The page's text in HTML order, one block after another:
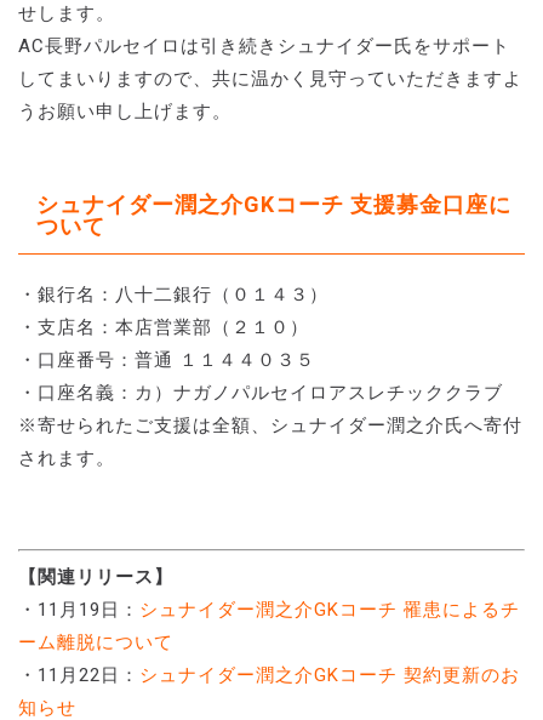
せします。
AC長野パルセイロは引き続きシュナイダー氏をサポート
してまいりますので、共に温かく見守っていただきますよ
うお願い申し上げます。
シュナイダー潤之介GKコーチ 支援募金口座に
ついて
・銀行名：八十二銀行（０１４３）
・支店名：本店営業部（２１０）
・口座番号：普通 １１４４０３５
・口座名義：カ）ナガノパルセイロアスレチッククラブ
※寄せられたご支援は全額、シュナイダー潤之介氏へ寄付
されます。
【関連リリース】
・11月19日： シュナイダー潤之介GKコーチ 罹患によるチ
ーム離脱について
・11月22日： シュナイダー潤之介GKコーチ 契約更新のお
知らせ